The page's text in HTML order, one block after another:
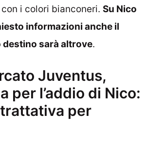
i colori bianconeri. Su Nico
informazioni anche il
destino sarà altrove.
Juventus,
per l’addio di Nico:
per